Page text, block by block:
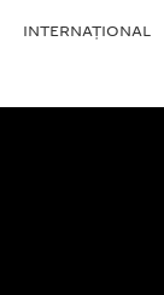
INTERNAŢIONAL